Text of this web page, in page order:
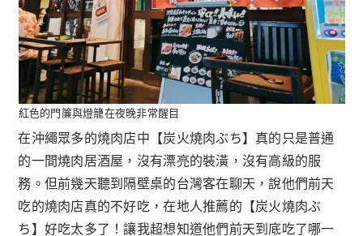
紅色的門簾與燈籠在夜晚非常醒目
在沖繩眾多的燒肉店中【炭火燒肉ぶち】真的只是普通
的一間燒肉居酒屋，沒有漂亮的裝潢，沒有高級的服
務。但前幾天聽到隔壁桌的台灣客在聊天，說他們前天
吃的燒肉店真的不好吃，在地人推薦的【炭火燒肉ぶ
ち】好吃太多了！讓我超想知道他們前天到底吃了哪一